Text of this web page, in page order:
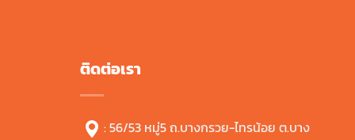
ติดต่อเรา
: 56/53 หมู่5 ถ.บางกรวย-ไทรน้อย ต.บาง